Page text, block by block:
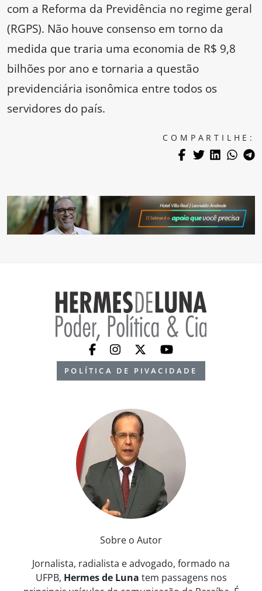
com a Reforma da Previdência no regime geral
(RGPS). Não houve consenso em torno da
medida que traria uma economia de R$ 9,8
bilhões por ano e tornaria a questão
previdenciária isonômica entre todos os
servidores do país.
COMPARTILHE:
POLÍTICA DE PIVACIDADE
Sobre o Autor
Jornalista, radialista e advogado, formado na
UFPB, Hermes de Luna tem passagens nos